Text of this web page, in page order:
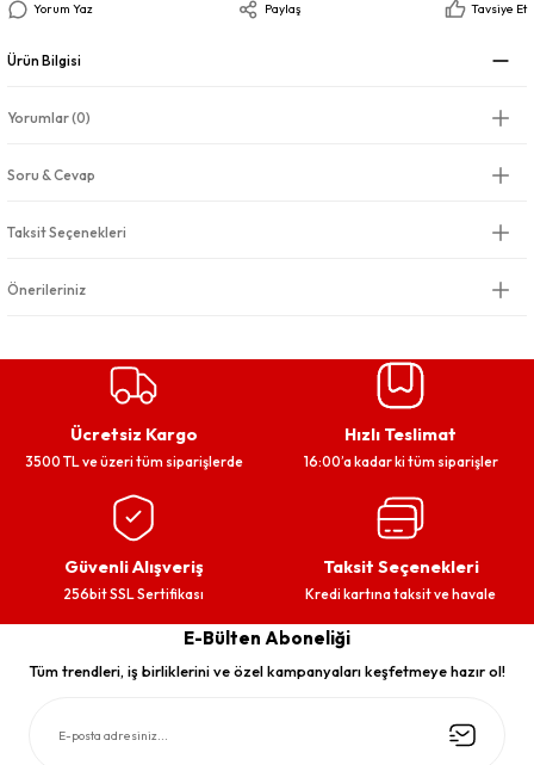
Yorum Yaz Paylaş Tavsiye Et
Ürün Bilgisi
Yorumlar (0)
Soru & Cevap
Taksit Seçenekleri
Önerileriniz
Ücretsiz Kargo
3500 TL ve üzeri tüm siparişlerde
Hızlı Teslimat
16:00’a kadar ki tüm siparişler
Güvenli Alışveriş
256bit SSL Sertifikası
Taksit Seçenekleri
Kredi kartına taksit ve havale
E-Bülten Aboneliği
Tüm trendleri, iş birliklerini ve özel kampanyaları keşfetmeye hazır ol!